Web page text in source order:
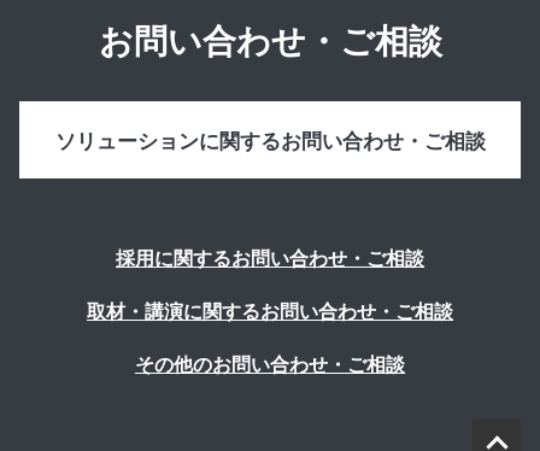
お問い合わせ・ご相談
ソリューションに関するお問い合わせ・ご相談
採用に関するお問い合わせ・ご相談
取材・講演に関するお問い合わせ・ご相談
その他のお問い合わせ・ご相談